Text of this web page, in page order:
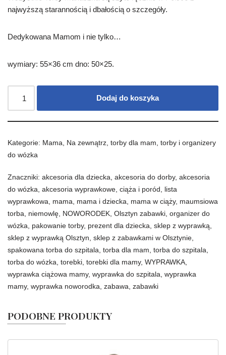
najwyższą starannością i dbałością o szczegóły.
Dedykowana Mamom i nie tylko…
wymiary: 55×36 cm dno: 50×25.
Dodaj do koszyka
Kategorie: Mama, Na zewnątrz, torby dla mam, torby i organizery
do wózka
Znaczniki: akcesoria dla dziecka, akcesoria do dorby, akcesoria
do wózka, akcesoria wyprawkowe, ciąża i poród , lista
wyprawkowa, mama, mama i dziecka, mama w ciąży, maumsiowa
torba, niemowlę, NOWORODEK, Olsztyn zabawki, organizer do
wózka, pakowanie torby, prezent dla dziecka, sklep z wyprawką,
sklep z wyprawką Olsztyn, sklep z zabawkami w Olsztynie,
spakowana torba do szpitala, torba dla mam, torba do szpitala,
torba do wózka, torebki, torebki dla mamy, WYPRAWKA,
wyprawka ciążowa mamy, wyprawka do szpitala, wyprawka
mamy, wyprawka noworodka, zabawa, zabawki
PODOBNE PRODUKTY